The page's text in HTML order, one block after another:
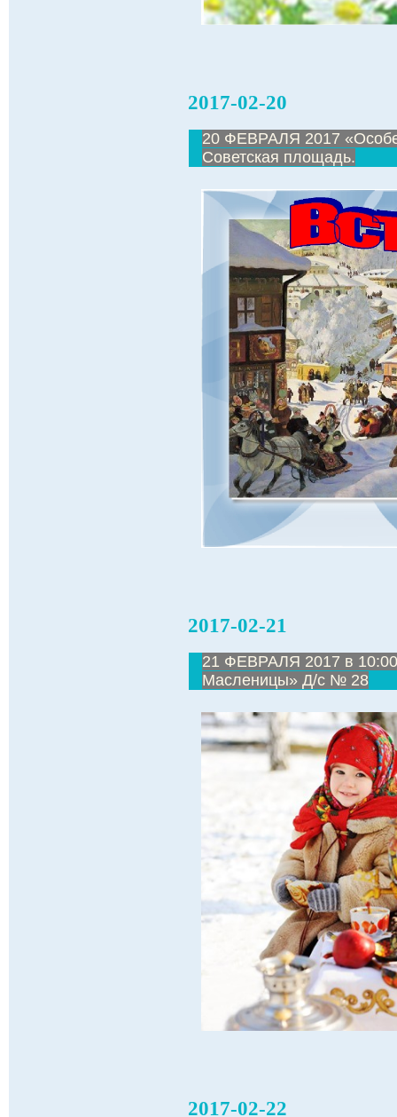
2017-02-20
20 ФЕВРАЛЯ 2017
Советская площадь.
2017-02-21
21 ФЕВРАЛЯ 2017 в 10:00
Масленицы» Д/с № 28
2017-02-22